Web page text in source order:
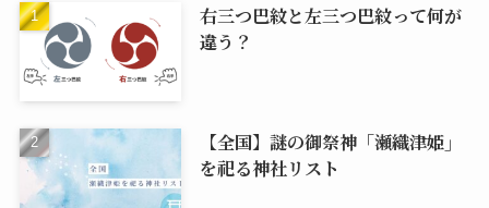
右三つ巴紋と左三つ巴紋って何が
違う？
【全国】謎の御祭神「瀬織津姫」
を祀る神社リスト